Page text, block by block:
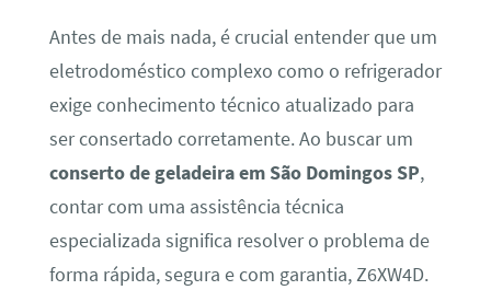
Antes de mais nada, é crucial entender que um
eletrodoméstico complexo como o refrigerador
exige conhecimento técnico atualizado para
ser consertado corretamente. Ao buscar um
conserto de geladeira em São Domingos SP,
contar com uma assistência técnica
especializada significa resolver o problema de
forma rápida, segura e com garantia, Z6XW4D.